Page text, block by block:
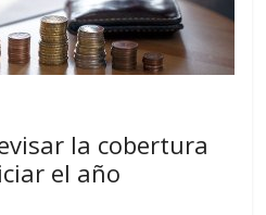
la cobertura
el año